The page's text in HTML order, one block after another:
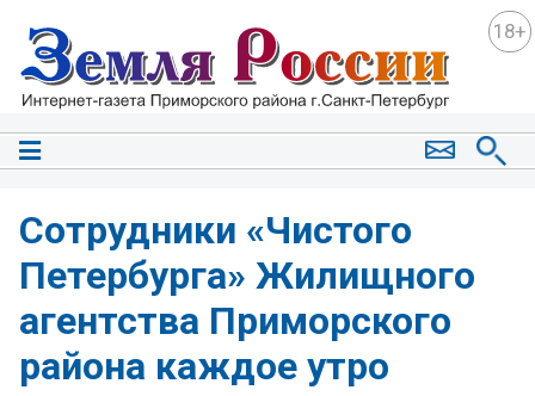
18+
Сотрудники «Чистого
Петербурга» Жилищного
агентства Приморского
района каждое утро